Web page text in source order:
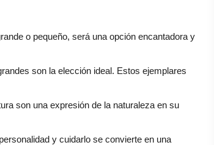
o pequeño, será una opción encantadora y
son la elección ideal. Estos ejemplares
son una expresión de la naturaleza en su
y cuidarlo se convierte en una